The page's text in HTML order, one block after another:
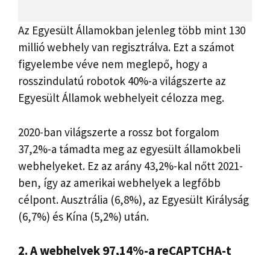
Az Egyesült Államokban jelenleg több mint 130
millió webhely van regisztrálva. Ezt a számot
figyelembe véve nem meglepő, hogy a
rosszindulatú robotok 40%-a világszerte az
Egyesült Államok webhelyeit célozza meg.
2020-ban világszerte a rossz bot forgalom
37,2%-a támadta meg az egyesült államokbeli
webhelyeket. Ez az arány 43,2%-kal nőtt 2021-
ben, így az amerikai webhelyek a legfőbb
célpont. Ausztrália (6,8%), az Egyesült Királyság
(6,7%) és Kína (5,2%) után.
2. A webhelyek 97,14%-a reCAPTCHA-t